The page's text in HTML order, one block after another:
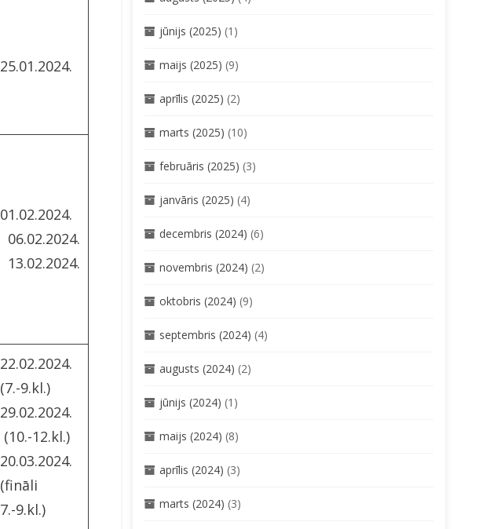
25.01.2024.
01.02.2024.
06.02.2024.
13.02.2024.
22.02.2024.
(7.-9.kl.)
29.02.2024.
(10.-12.kl.)
20.03.2024.
(fināli
7.-9.kl.)
jūnijs (2025) (1)
maijs (2025) (9)
aprīlis (2025) (2)
marts (2025) (10)
februāris (2025) (3)
janvāris (2025) (4)
decembris (2024) (6)
novembris (2024) (2)
oktobris (2024) (9)
septembris (2024) (4)
augusts (2024) (2)
jūnijs (2024) (1)
maijs (2024) (8)
aprīlis (2024) (3)
marts (2024) (3)